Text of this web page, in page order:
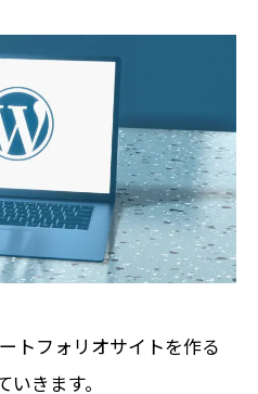
トフォリオサイトを作る
きます。